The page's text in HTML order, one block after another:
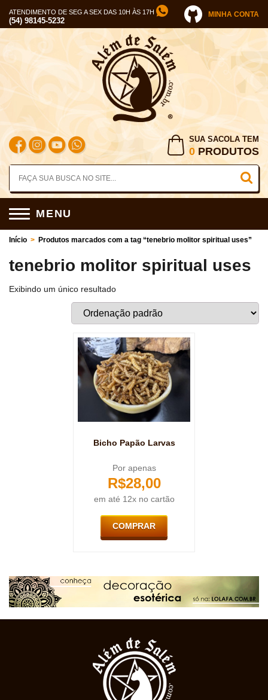
ATENDIMENTO DE SEG A SEX DAS 10H ÀS 17H
(54) 98145-5232
MINHA CONTA
SUA SACOLA TEM
0 PRODUTOS
MENU
Início > Produtos marcados com a tag “tenebrio molitor spiritual uses”
tenebrio molitor spiritual uses
Exibindo um único resultado
Bicho Papão Larvas
Por apenas
R$28,00
em até 12x no cartão
COMPRAR